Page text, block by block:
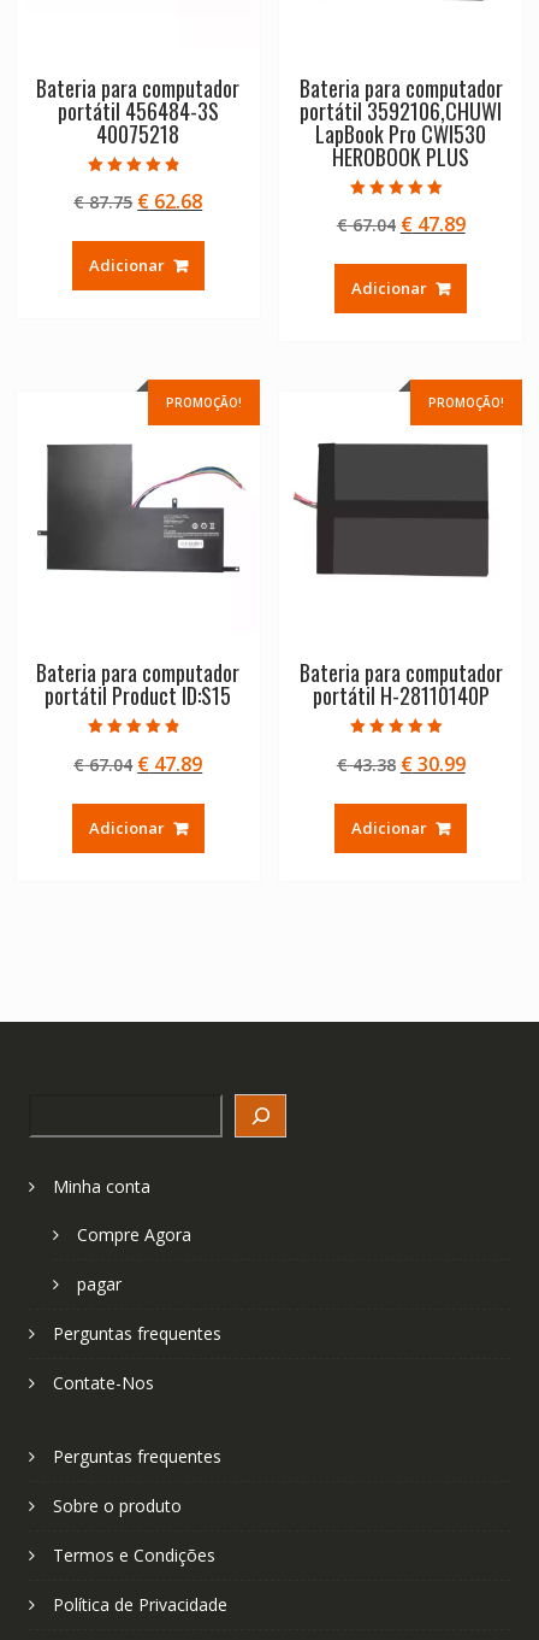
Bateria para computador
portátil 456484-3S
40075218
4.50
de 5
€87.75 O
original
era:
€ 62.68O
Adicionar
Bateria para computador
portátil 3592106,CHUWI
LapBook Pro CWI530
HEROBOOK PLUS
5.00
de 5
€67.04 O
original
era:
€47.89O
Adicionar
PROMOÇÃO!
Bateria para computador
portátil Product ID:S15
4.50
de 5
€67.04 O
original
era:
€ 47.89O
Adicionar
PROMOÇÃO!
Bateria para computador
portátil H-28110140P
5.00
de 5
€43.38 O
original
era:
€30.99O
Adicionar
Minha conta
Compre Agora
pagar
Perguntas frequentes
Contate-Nos
Perguntas frequentes
Sobre o produto
Termos e Condições
Política de Privacidade